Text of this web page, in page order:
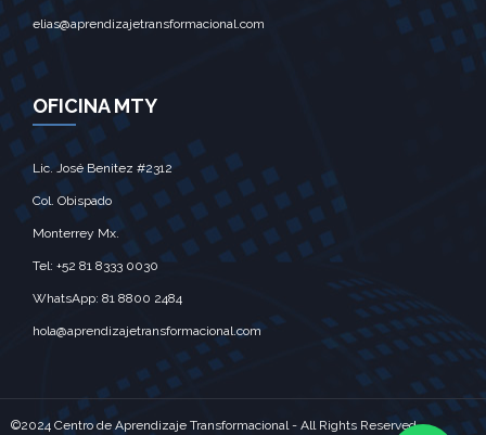
elias@aprendizajetransformacional.com
OFICINA MTY
Lic. José Benitez #2312
Col. Obispado
Monterrey Mx.‎
Tel: +52 81 8333 0030
WhatsApp: 81 8800 2484
hola@aprendizajetransformacional.com
©2024 Centro de Aprendizaje Transformacional - All Rights Reserved